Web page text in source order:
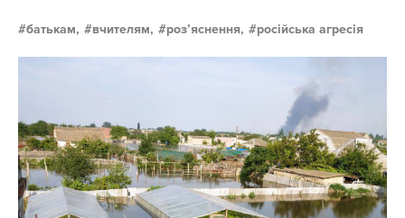
батькам, вчителям, розʼяснення, російська агресія